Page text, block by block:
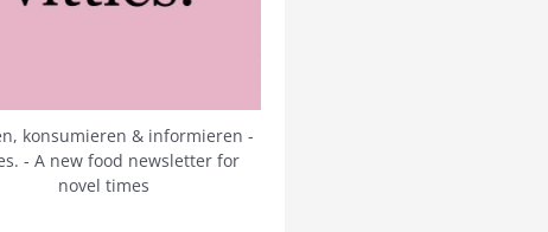
konsumieren & informieren -
- A new food newsletter for
novel times